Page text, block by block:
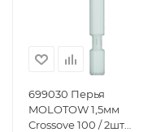
699030 Перья
MOLOTOW 1,5мм
Crossove 100 / 2шт